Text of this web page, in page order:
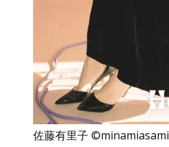
佐藤有里子 ©minamiasami